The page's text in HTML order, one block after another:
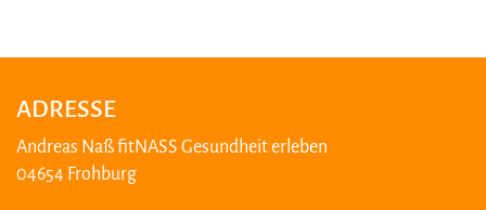
ADRESSE
Andreas Naß fitNASS Gesundheit erleben
04654 Frohburg